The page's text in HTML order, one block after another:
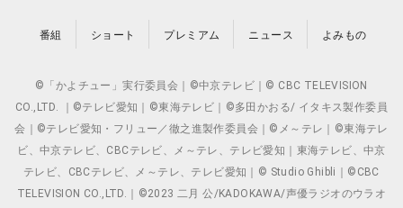
番組 ショート プレミアム ニュース よみもの
©「かよチュー」実行委員会｜©中京テレビ｜© CBC TELEVISION
CO.,LTD. ｜©テレビ愛知｜©東海テレビ｜©多田かおる/ イタキス製作委員
会｜©テレビ愛知・フリュー／徹之進製作委員会｜©メ～テレ｜©東海テレ
ビ、中京テレビ、CBCテレビ、メ～テレ、テレビ愛知｜東海テレビ、中京
テレビ、CBCテレビ、メ～テレ、テレビ愛知｜© Studio Ghibli｜©CBC
TELEVISION CO.,LTD.｜©2023 二月 公/KADOKAWA/声優ラジオのウラオ